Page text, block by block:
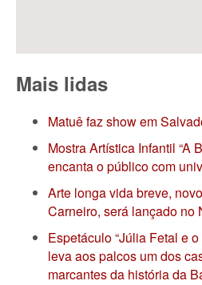
Mais lidas
Matuê faz show em
Mostra Artística Infantil “A
encanta o público com
Arte longa vida breve,
Carneiro, será lançado no
Espetáculo “Júlia Fetal e
leva aos palcos um dos
marcantes da história da